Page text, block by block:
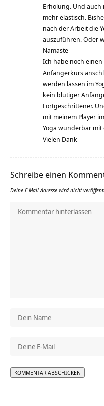
Erholung. Und
mehr elastisch.
nach der Arbeit die
auszuführen. Oder
Namaste
Ich habe noch einen
Anfängerkurs
werden lassen im
kein blutiger
Fortgeschrittener.
mit meinem Player
Yoga wunderbar
Vielen Dank
Schreibe einen
Deine E-Mail-Adresse wird nicht